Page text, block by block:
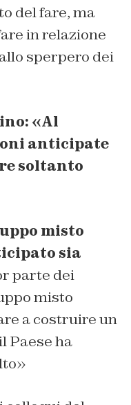
del fare, ma
in relazione
sperpero dei
«Al
anticipate
soltanto
misto
sia
parte dei
misto
a costruire un
Paese ha